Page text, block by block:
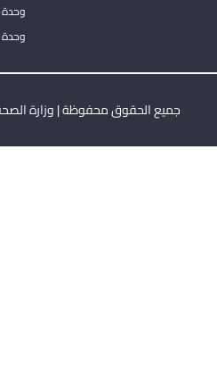
وحدة
جميع الحقوق محفوظة | وزارة الصحة